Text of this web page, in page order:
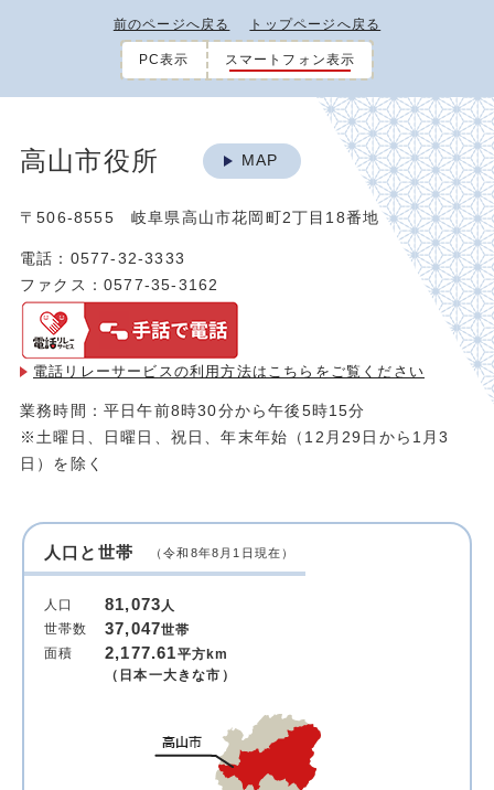
前のページへ戻る トップページへ戻る
PC表示 スマートフォン表示
高山市役所 MAP
〒506-8555 岐阜県高山市花岡町2丁目18番地
電話：0577-32-3333
ファクス：0577-35-3162
電話リレーサービスの利用方法は こちらをご覧ください
業務時間：平日午前8時30分から午後5時15分
※土曜日、日曜日、祝日、年末年始（12月29日から1月3
日）を除く
人口と世帯 （令和8年8月1日現在）
人口 81,073人
世帯数
37,047世帯
面積
2,177.61平方km
（日本一大きな市）